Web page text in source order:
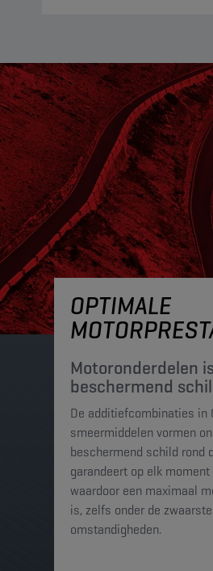
OPTIMALE
Motoronderdelen
beschermend
De additiefcombinaties in
smeermiddelen vormen
beschermend schild rond
garandeert op elk
waardoor een maximaal
is, zelfs onder de
omstandigheden.